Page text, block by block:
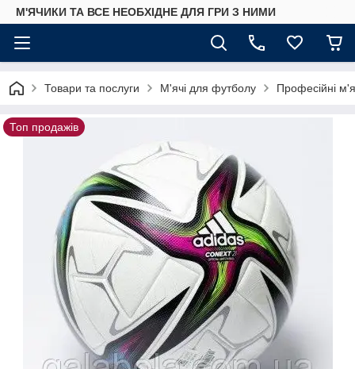
М'ЯЧИКИ ТА ВСЕ НЕОБХІДНЕ ДЛЯ ГРИ З НИМИ
Товари та послуги М'ячі для футболу Професійні
Топ продажів